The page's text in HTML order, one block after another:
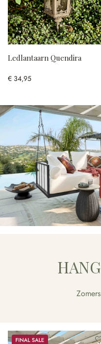
Ledlantaarn Quendira
€ 34,95
Sale